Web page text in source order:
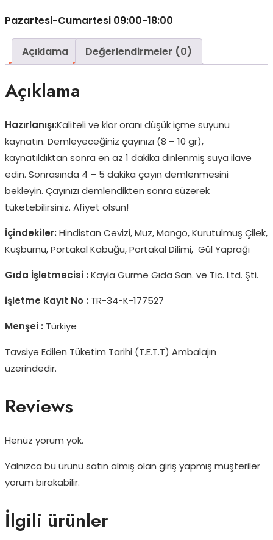
Pazartesi-Cumartesi 09:00-18:00
Açıklama Değerlendirmeler (0)
Açıklama
Hazırlanışı:Kaliteli ve klor oranı düşük içme suyunu
kaynatın. Demleyeceğiniz çayınızı (8 – 10 gr),
kaynatıldıktan sonra en az 1 dakika dinlenmiş suya ilave
edin. Sonrasında 4 – 5 dakika çayın demlenmesini
bekleyin. Çayınızı demlendikten sonra süzerek
tüketebilirsiniz. Afiyet olsun!
İçindekiler: Hindistan Cevizi, Muz, Mango, Kurutulmuş Çilek,
Kuşburnu, Portakal Kabuğu, Portakal Dilimi, Gül Yaprağı
Gıda İşletmecisi : Kayla Gurme Gıda San. ve Tic. Ltd. Şti.
işletme Kayıt No : TR-34-K-177527
Menşei : Türkiye
Tavsiye Edilen Tüketim Tarihi (T.E.T.T) Ambalajın
üzerindedir.
Reviews
Henüz yorum yok.
Yalnızca bu ürünü satın almış olan giriş yapmış müşteriler
yorum bırakabilir.
İlgili ürünler